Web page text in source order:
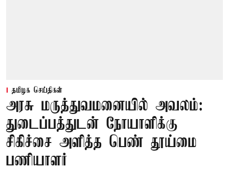
தமிழக செய்திகள்
அரசு மருத்துவமனையில் அவலம்:
துடைப்பத்துடன் நோயாளிக்கு
சிகிச்சை அளித்த பெண் தூய்மை
பணியாளர்